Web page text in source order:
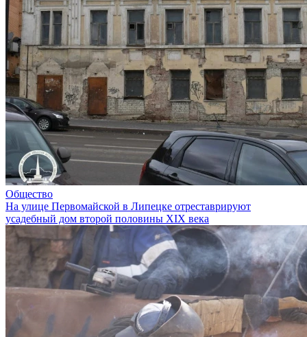
Общество
На улице Первомайской в Липецке отреставрируют
усадебный дом второй половины XIX века